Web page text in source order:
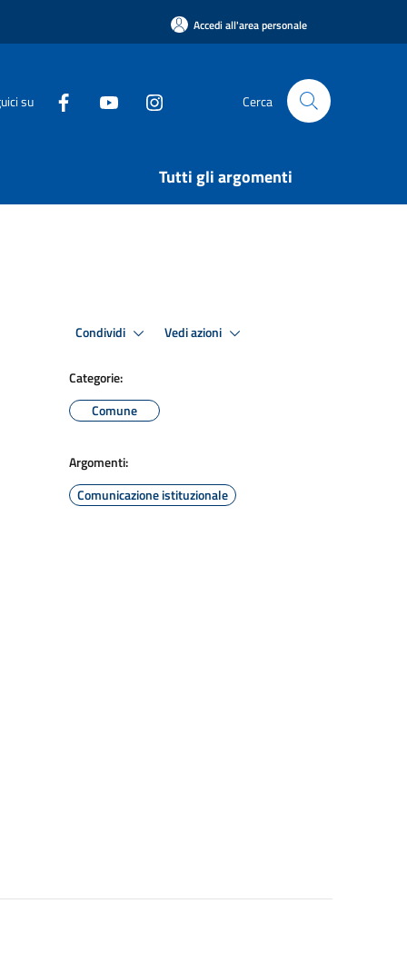
Accedi all'area personale
su Cerca
Tutti gli argomenti
Condividi Vedi azioni
Categorie:
Comune
Argomenti:
Comunicazione istituzionale